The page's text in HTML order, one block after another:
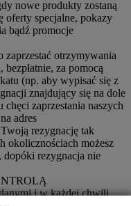
nowe produkty zostaną
oferty specjalne, pokazy
bądź promocje
otrzymywania
za pomocą
(np. aby wypisać się z
znajdujący się na dole
zaprzestania naszych
adres
rezygnację tak
okolicznościach możesz
rezygnacja nie
i w każdej chwili